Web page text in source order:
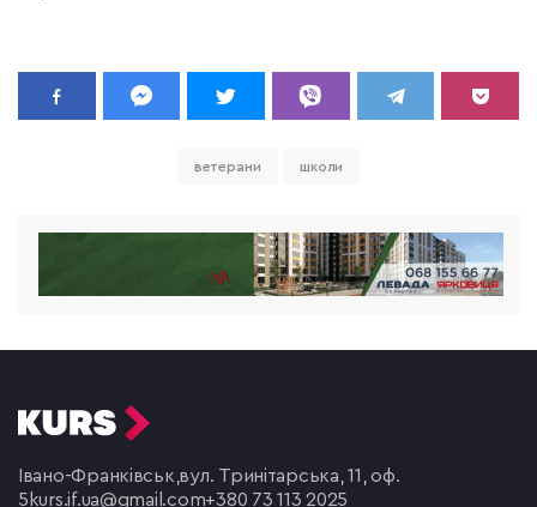
ветерани школи
Івано-Франківськ,вул. Тринітарська, 11, оф.
5 kurs.if.ua@gmail.com+380 73 113 2025